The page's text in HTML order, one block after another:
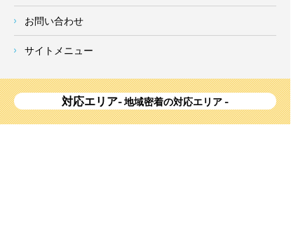
お問い合わせ
サイトメニュー
対応エリア- 地域密着の対応エリア -